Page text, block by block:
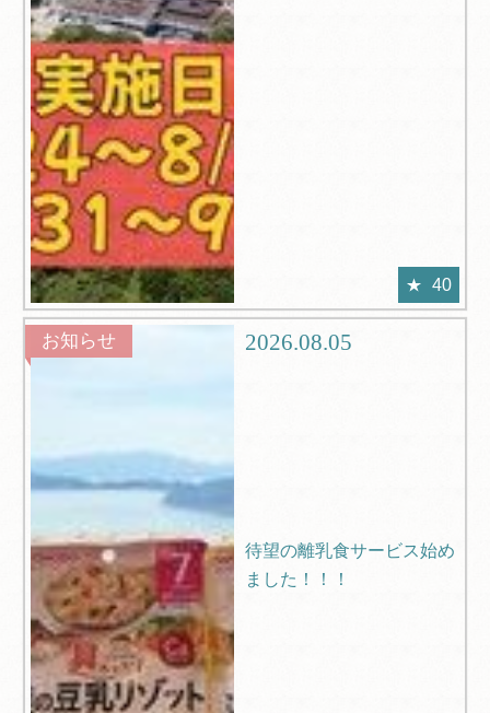
40
お知らせ 2026.08.05
待望の離乳食サービス始め
ました！！！